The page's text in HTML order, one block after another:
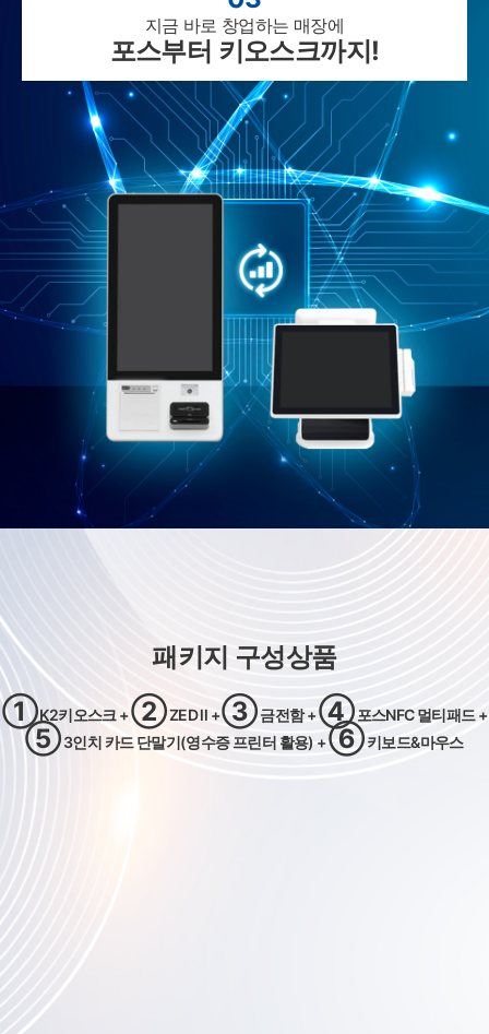
지금 바로 창업하는 매장에
포스부터 키오스크까지!
패키지 구성상품
①K2키오스크 +②ZED ll +③금전함 +④포스NFC 멀티패드 +
⑤3인치 카드 단말기(영수증 프린터 활용) +⑥키보드&마우스